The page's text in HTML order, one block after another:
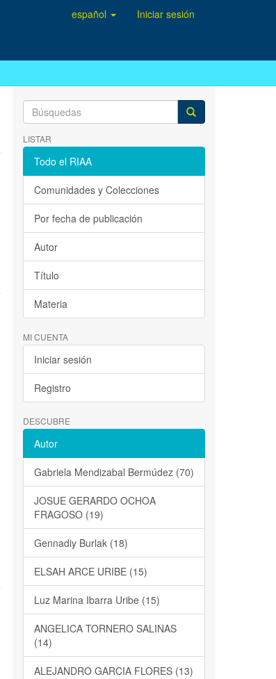
español Iniciar sesión
LISTAR
Todo el RIAA
Comunidades y Colecciones
Por fecha de publicación
Autor
Título
Materia
MI CUENTA
Iniciar sesión
Registro
DESCUBRE
Autor
Gabriela Mendizabal Bermúdez (70)
JOSUE GERARDO OCHOA
FRAGOSO (19)
Gennadiy Burlak (18)
ELSAH ARCE URIBE (15)
Luz Marina Ibarra Uribe (15)
ANGELICA TORNERO SALINAS
(14)
ALEJANDRO GARCIA FLORES (13)